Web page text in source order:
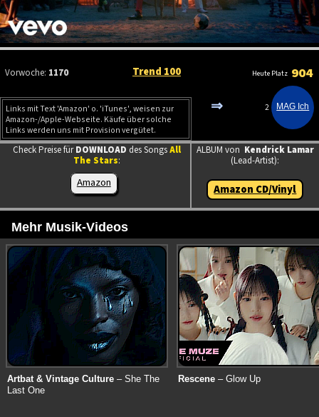
Vorwoche: 1170 Trend 100 Heute Platz 904
Links mit Text 'Amazon' o. 'iTunes', weisen zur
Amazon-/Apple-Webseite. Käufe über solche
Links werden uns mit Provision vergütet.
⇒ 2
Check Preise fürDOWNLOAD des SongsAll
The Stars:
Amazon
ALBUM von Kendrick Lamar
(Lead-Artist):
Amazon CD/Vinyl
Mehr Musik-Videos
Artbat & Vintage Culture – She The
Last One
Rescene – Glow Up